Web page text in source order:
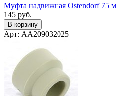
Муфта надвижная Ostendorf 75
145 руб.
В корзину
Арт: AA209032025